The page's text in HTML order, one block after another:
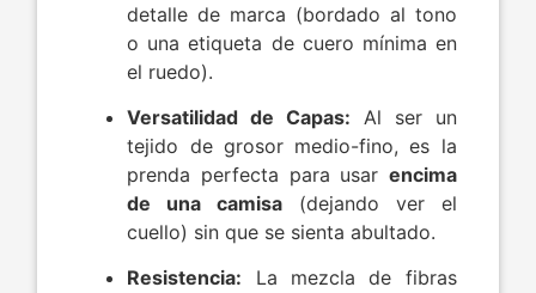
detalle de marca (bordado al tono
o una etiqueta de cuero mínima en
el ruedo).
Versatilidad de Capas: Al ser un
tejido de grosor medio-fino, es la
prenda perfecta para usar encima
de una camisa (dejando ver el
cuello) sin que se sienta abultado.
Resistencia: La mezcla de fibras